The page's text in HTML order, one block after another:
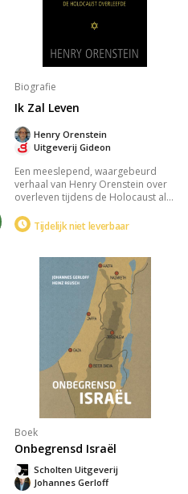
Biografie
Ik Zal Leven
Uitgeverij Gideon
Henry Orenstein
Een meeslepend, waargebeurd
verhaal van Henry Orenstein over
overleven tijdens de Holocaust als
tussen hoop en vrees, de brute
realiteit van de
ongelooflijke veerkracht van
menselijke wilskracht in een
verscheurd Europa.
Tijdelijk niet leverbaar
Boek
Onbegrensd Israël
Johannes Gerloff
Scholten Uitgeverij